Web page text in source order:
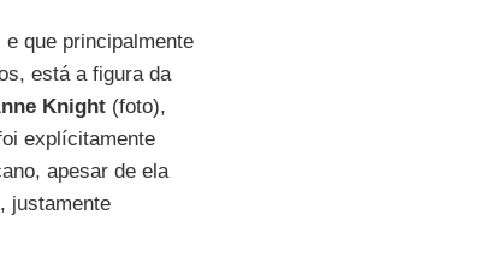
que principalmente
está a figura da
Knight(foto),
explícitamente
apesar de ela
justamente